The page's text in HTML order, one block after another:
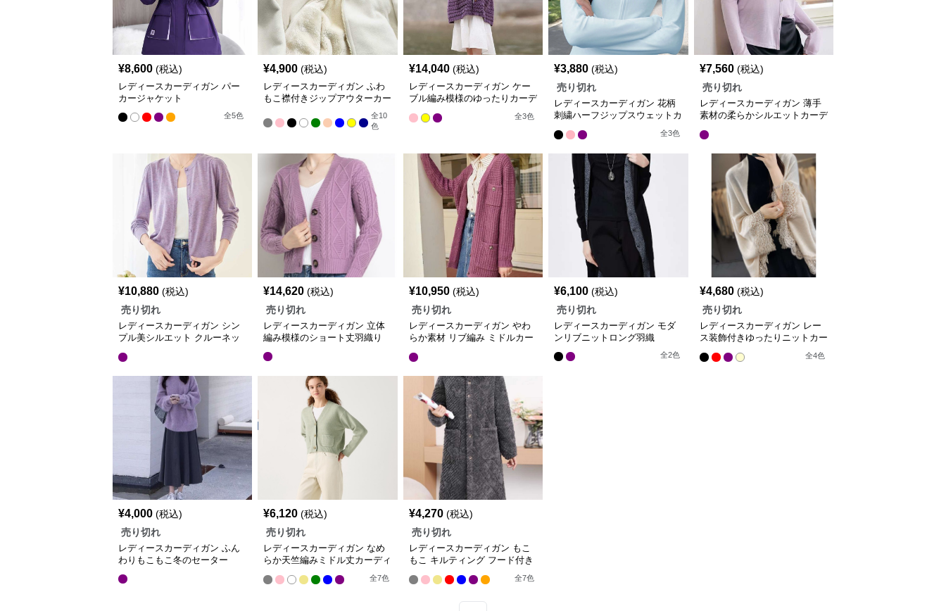
¥8,600 (税込)
レディースカーディガン パー
カージャケット
全5色
¥4,900 (税込)
レディースカーディガン ふわ
もこ襟付きジップアウターカー
全10
色
¥14,040 (税込)
レディースカーディガン ケー
ブル編み模様のゆったりカーデ
全3色
¥3,880 (税込)
売り切れ
レディースカーディガン 花柄
刺繍ハーフジップスウェットカ
全3色
¥7,560 (税込)
売り切れ
レディースカーディガン 薄手
素材の柔らかシルエットカーデ
ン
¥10,880 (税込)
売り切れ
レディースカーディガン シン
プル美シルエット クルーネッ
¥14,620 (税込)
売り切れ
レディースカーディガン 立体
編み模様のショート丈羽織り
¥10,950 (税込)
売り切れ
レディースカーディガン やわ
らか素材 リブ編み ミドルカー
¥6,100 (税込)
売り切れ
レディースカーディガン モダ
ンリブニットロング羽織
全2色
¥4,680 (税込)
売り切れ
レディースカーディガン レー
ス装飾付きゆったりニットカー
全4色
¥4,000 (税込)
売り切れ
レディースカーディガン ふん
わりもこもこ冬のセーター
¥6,120 (税込)
売り切れ
レディースカーディガン なめ
らか天竺編みミドル丈カーディ
全7色
¥4,270 (税込)
売り切れ
レディースカーディガン もこ
もこ キルティング フード付き
全7色